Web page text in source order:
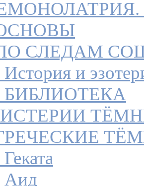
СЛЕДАМ
История и
БИБЛИОТЕКА
Геката
Аид